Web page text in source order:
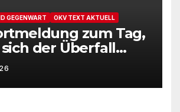
GEGENWART OKV TEXT AKTUELL
zum Tag,
der Überfall
auf die UdSSR
85. Male jährt